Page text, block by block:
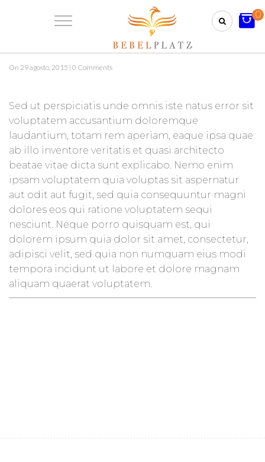
0
Holy Cow Press
On 29 agosto, 2015 | 0 Comments
Sed ut perspiciatis unde omnis iste natus error sit
voluptatem accusantium doloremque
laudantium, totam rem aperiam, eaque ipsa quae
ab illo inventore veritatis et quasi architecto
beatae vitae dicta sunt explicabo. Nemo enim
ipsam voluptatem quia voluptas sit aspernatur
aut odit aut fugit, sed quia consequuntur magni
dolores eos qui ratione voluptatem sequi
nesciunt. Neque porro quisquam est, qui
dolorem ipsum quia dolor sit amet, consectetur,
adipisci velit, sed quia non numquam eius modi
tempora incidunt ut labore et dolore magnam
aliquam quaerat voluptatem.